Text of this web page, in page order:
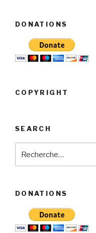
DONATIONS
COPYRIGHT
SEARCH
DONATIONS